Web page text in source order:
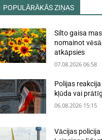
POPULĀRĀKĀS ZIŅAS
Silto gaisa
nomainot
atkāpsies
07.08.2026 06:58
Polijas
kļūda vai
06.08.2026 15:15
Vācijas